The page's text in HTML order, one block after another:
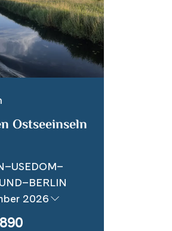
Ostseeinseln
2026